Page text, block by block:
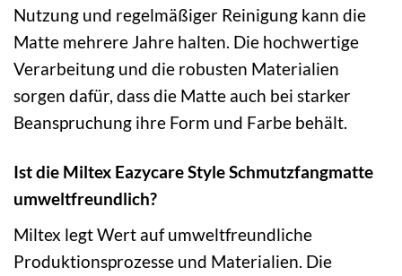
Nutzung und regelmäßiger Reinigung kann die
Matte mehrere Jahre halten. Die hochwertige
Verarbeitung und die robusten Materialien
sorgen dafür, dass die Matte auch bei starker
Beanspruchung ihre Form und Farbe behält.
Ist die Miltex Eazycare Style Schmutzfangmatte
umweltfreundlich?
Miltex legt Wert auf umweltfreundliche
Produktionsprozesse und Materialien. Die